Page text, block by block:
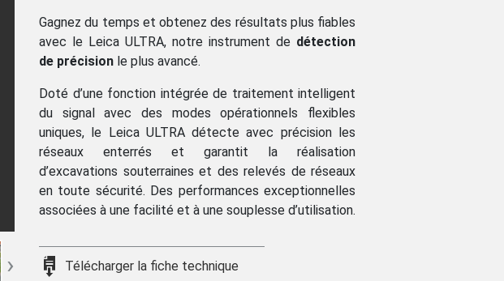
›
Gagnez du temps et obtenez des résultats plus fiables
avec le Leica ULTRA, notre instrument de détection
de précision le plus avancé.
Doté d’une fonction intégrée de traitement intelligent
du signal avec des modes opérationnels flexibles
uniques, le Leica ULTRA détecte avec précision les
réseaux enterrés et garantit la réalisation
d’excavations souterraines et des relevés de réseaux
en toute sécurité. Des performances exceptionnelles
associées à une facilité et à une souplesse d’utilisation.
Télécharger la fiche technique